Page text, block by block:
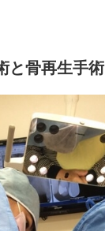
と骨再生手術